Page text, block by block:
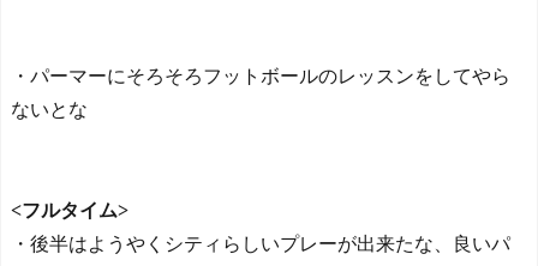
・パーマーにそろそろフットボールのレッスンをしてやら
ないとな
<フルタイム>
・後半はようやくシティらしいプレーが出来たな、良いパ